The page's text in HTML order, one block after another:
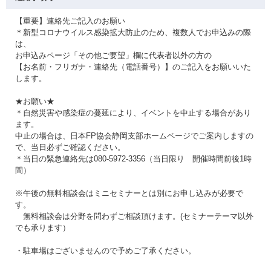
【重要】連絡先ご記入のお願い
＊新型コロナウイルス感染拡大防止のため、複数人でお申込みの際
は、
お申込みページ「その他ご要望」欄に代表者以外の方の
【お名前・フリガナ・連絡先（電話番号）】のご記入をお願いいた
します。
★お願い★
＊自然災害や感染症の蔓延により、イベントを中止する場合があり
ます。
中止の場合は、日本FP協会静岡支部ホームページでご案内しますの
で、当日必ずご確認ください。
＊当日の緊急連絡先は080-5972-3356（当日限り 開催時間前後1時
間）
※午後の無料相談会はミニセミナーとは別にお申し込みが必要で
す。
無料相談会は分野を問わずご相談頂けます。(セミナーテーマ以外
でも承ります）
・駐車場はございませんので予めご了承ください。